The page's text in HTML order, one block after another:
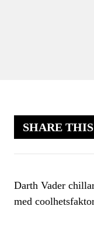
SHARE
Darth Vader
med